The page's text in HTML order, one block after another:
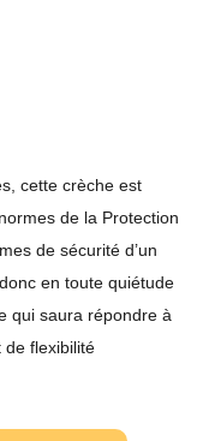
cette crèche est
de la Protection
de sécurité d’un
en toute quiétude
qui saura répondre à
de flexibilité